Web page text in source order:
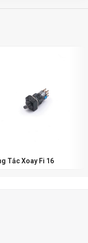
Tắc Xoay Fi 16